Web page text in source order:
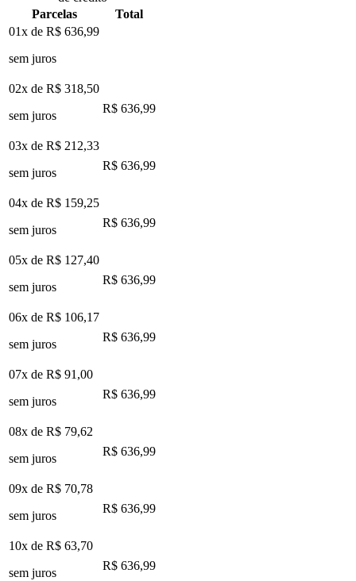
Parcelas
Total
01x de R$ 636,99
sem juros
02x de R$ 318,50
sem juros
R$ 636,99
03x de R$ 212,33
sem juros
R$ 636,99
04x de R$ 159,25
sem juros
R$ 636,99
05x de R$ 127,40
sem juros
R$ 636,99
06x de R$ 106,17
sem juros
R$ 636,99
07x de R$ 91,00
sem juros
R$ 636,99
08x de R$ 79,62
sem juros
R$ 636,99
09x de R$ 70,78
sem juros
R$ 636,99
10x de R$ 63,70
sem juros
R$ 636,99